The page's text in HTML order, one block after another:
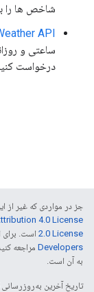
شاخص ها را
API
ساعتی و
درخواست
جز در مواردی که غیر
4.0 License
2.0 License است. برای
Developers‏
به آن است.
تاریخ آخرین به‌روزرسانی 2025-07-29 به‌وقت ساعت هماهنگ جهانی.